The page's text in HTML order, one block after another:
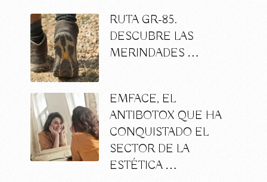
RUTA GR-85.
DESCUBRE LAS
MERINDADES …
EMFACE, EL
ANTIBOTOX QUE HA
CONQUISTADO EL
SECTOR DE LA
ESTÉTICA …